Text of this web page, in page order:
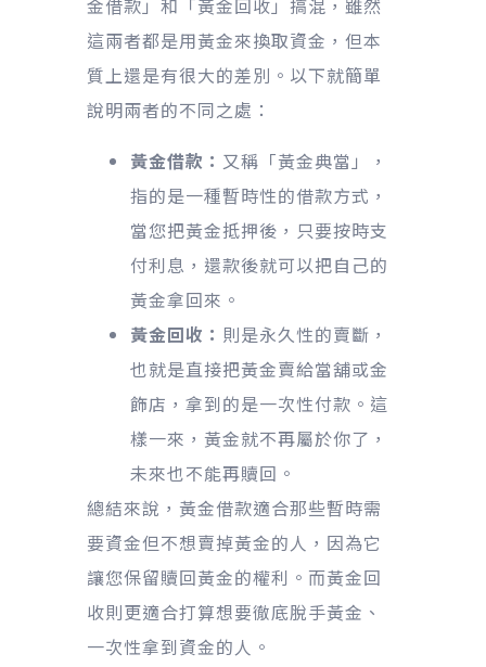
金借款」和「黃金回收」搞混，雖然
這兩者都是用黃金來換取資金，但本
質上還是有很大的差別。以下就簡單
說明兩者的不同之處：
黃金借款 ： 又稱「黃金典當」，
指的是一種暫時性的借款方式，
當您把黃金抵押後，只要按時支
付利息，還款後就可以把自己的
黃金拿回來。
黃金回收： 則是永久性的賣斷，
也就是直接把黃金賣給當舖或金
飾店，拿到的是一次性付款。這
樣一來，黃金就不再屬於你了，
未來也不能再贖回。
總結來說，黃金借款適合那些暫時需
要資金但不想賣掉黃金的人，因為它
讓您保留贖回黃金的權利。而黃金回
收則更適合打算想要徹底脫手黃金、
一次性拿到資金的人。